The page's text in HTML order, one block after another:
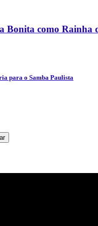
Bonita como Rainha
para o Samba Paulista